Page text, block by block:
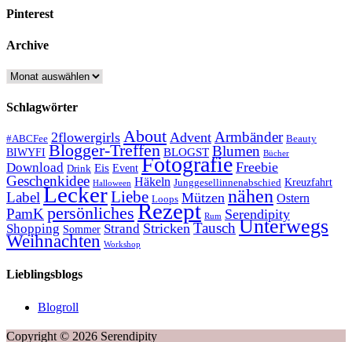
Pinterest
Archive
Archive
Schlagwörter
#ABCFee 2flowergirls About Advent Armbänder Beauty
BIWYFI Blogger-Treffen BLOGST Blumen Bücher
Download Drink Eis Event Fotografie Freebie
Geschenkidee Halloween Häkeln Junggesellinnenabschied Kreuzfahrt
LabelLeckerLiebe Loops Mützen nähen Ostern
PamKpersönliches Rezept Rum Serendipity
Shopping Sommer Strand Stricken TauschUnterwegs
Weihnachten Workshop
Lieblingsblogs
Blogroll
Copyright © 2026 Serendipity